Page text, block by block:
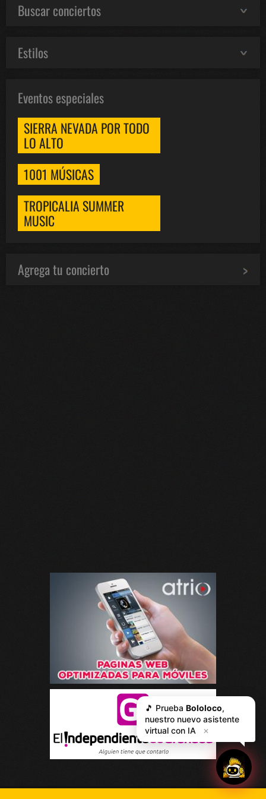
Buscar conciertos
Estilos
Eventos especiales
SIERRA NEVADA POR TODO
LO ALTO
1001 MÚSICAS
TROPICALIA SUMMER
MUSIC
Agrega tu concierto
🎵 PruebaBololoco,
nuestro nuevo asistente
virtual con IA
✕